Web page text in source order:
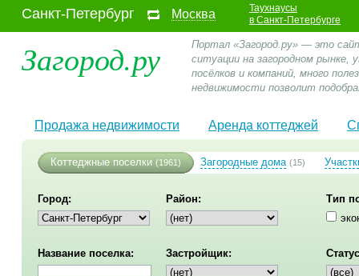
Санкт-Петербург Москва
Таухнаусы
в Санкт-Петербурге
Загород.ру
Портал «Загород.ру» — это
ситуации на загородном
посёлков и компаний, много
недвижимости позволит
Продажа недвижимости Аренда коттеджей
Коттеджные поселки (1961) Загородные дома (15)
Город: Район:
Тип
Название поселка: Застройщик: